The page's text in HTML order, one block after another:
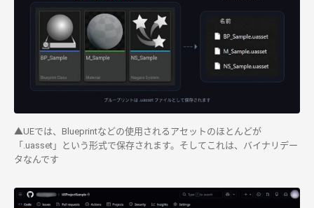
▲UEでは、Blueprintなどの使用されるアセットのほとんどが
「.uasset」という形式で保存されます。そしてこれは、バイナリデー
タなんです